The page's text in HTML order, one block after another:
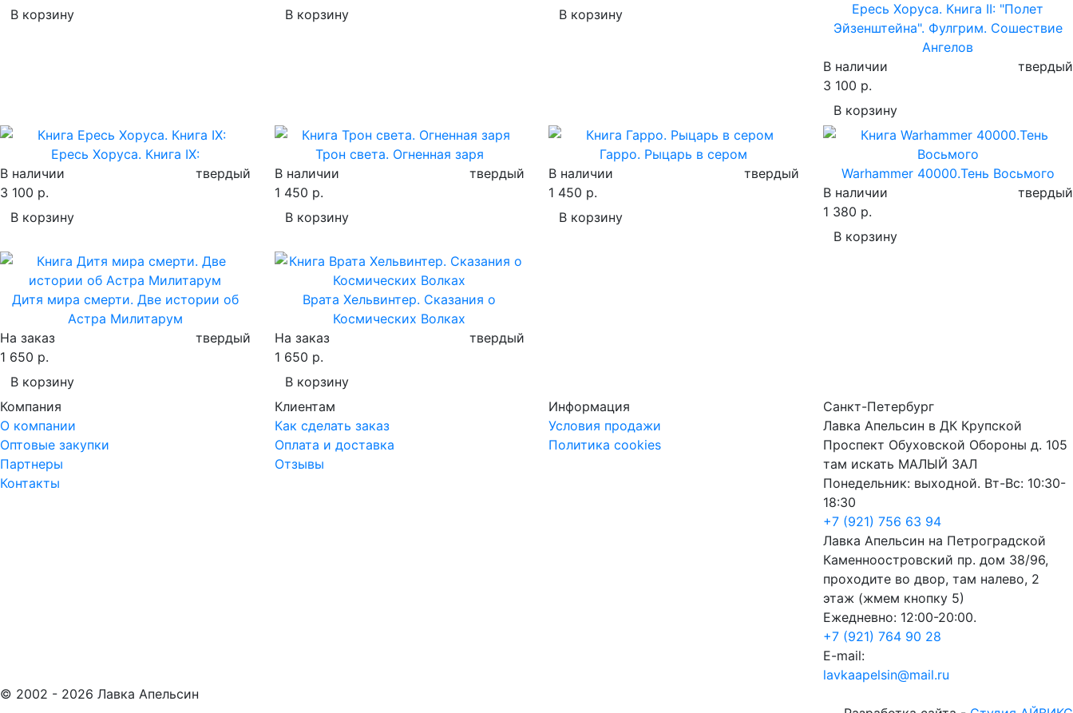
В корзину
В корзину
В корзину
Ересь Хоруса. Книга II: "Полет
Эйзенштейна". Фулгрим. Сошествие
Ангелов
В наличии
твердый
3 100 р.
В корзину
Ересь Хоруса. Книга IX:
В наличии
твердый
3 100 р.
В корзину
Трон света. Огненная заря
В наличии
твердый
1 450 р.
В корзину
Гарро. Рыцарь в сером
В наличии
твердый
1 450 р.
В корзину
Warhammer 40000.Тень Восьмого
В наличии
твердый
1 380 р.
В корзину
Дитя мира смерти. Две истории об
Астра Милитарум
На заказ
твердый
1 650 р.
В корзину
Врата Хельвинтер. Сказания о
Космических Волках
На заказ
твердый
1 650 р.
В корзину
Компания
О компании
Оптовые закупки
Партнеры
Контакты
Клиентам
Как сделать заказ
Оплата и доставка
Отзывы
Информация
Условия продажи
Политика cookies
Санкт-Петербург
Лавка Апельсин в ДК Крупской
Проспект Обуховской Обороны д. 105
там искать МАЛЫЙ ЗАЛ
Понедельник: выходной. Вт-Вс: 10:30-
18:30
+7 (921) 756 63 94
Лавка Апельсин на Петроградской
Каменноостровский пр. дом 38/96,
проходите во двор, там налево, 2
этаж (жмем кнопку 5)
Ежедневно: 12:00-20:00.
+7 (921) 764 90 28
E-mail:
lavkaapelsin@mail.ru
© 2002 - 2026 Лавка Апельсин